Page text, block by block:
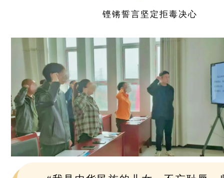
铿锵誓言坚定拒毒决心